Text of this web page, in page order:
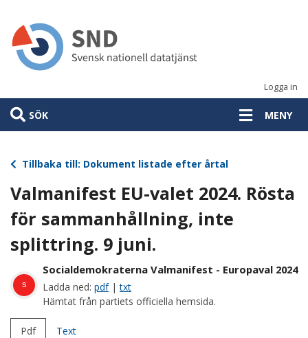
huvudinnehåll
Logga in
SÖK MENY
Tillbaka till: Dokument listade efter årtal
Valmanifest EU-valet 2024. Rösta
för sammanhållning, inte
splittring. 9 juni.
s
Socialdemokraterna Valmanifest - Europaval 2024
Ladda ned: pdf|txt
Hämtat från partiets officiella hemsida.
Pdf Text